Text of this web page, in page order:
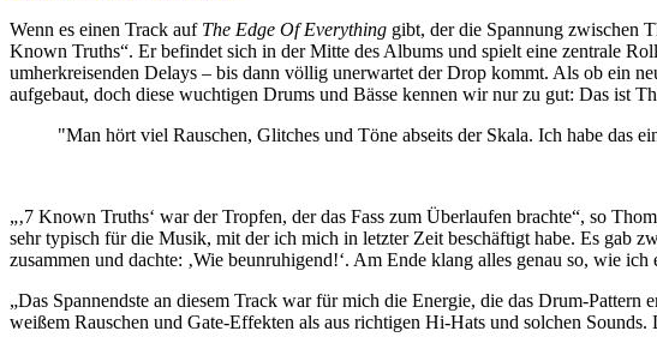
Wenn es einen Track auf The Edge Of Everything gibt, der die Spannung zwischen
Known Truths“. Er befindet sich in der Mitte des Albums und spielt eine zentrale
umherkreisenden Delays – bis dann völlig unerwartet der Drop kommt. Als ob ein
aufgebaut, doch diese wuchtigen Drums und Bässe kennen wir nur zu gut: Das ist
"Man hört viel Rauschen, Glitches und Töne abseits der Skala. Ich habe das
„‚7 Known Truths‘ war der Tropfen, der das Fass zum Überlaufen brachte“, so
sehr typisch für die Musik, mit der ich mich in letzter Zeit beschäftigt habe. Es gab
zusammen und dachte: ‚Wie beunruhigend!‘. Am Ende klang alles genau so, wie ich
„Das Spannendste an diesem Track war für mich die Energie, die das Drum-
weißem Rauschen und Gate-Effekten als aus richtigen Hi-Hats und solchen